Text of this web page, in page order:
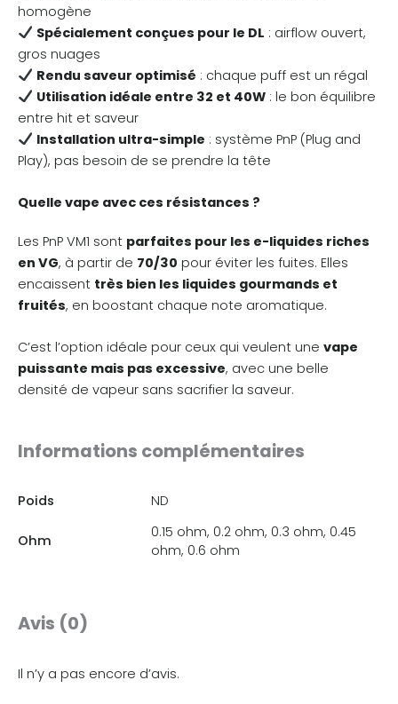
homogène
Spécialement conçues pour le DL : airflow ouvert,
gros nuages
Rendu saveur optimisé : chaque puff est un régal
Utilisation idéale entre 32 et 40W: le bon équilibre
entre hit et saveur
Installation ultra-simple : système PnP (Plug and
Play), pas besoin de se prendre la tête
Quelle vape avec ces résistances ?
Les PnP VM1 sont parfaites pour les e-liquides riches
en VG, à partir de 70/30 pour éviter les fuites. Elles
encaissent très bien les liquides gourmands et
fruités, en boostant chaque note aromatique.
C’est l’option idéale pour ceux qui veulent une vape
puissante mais pas excessive, avec une belle
densité de vapeur sans sacrifier la saveur.
Informations complémentaires
Poids ND
Ohm
0.15 ohm, 0.2 ohm, 0.3 ohm, 0.45
ohm, 0.6 ohm
Avis (0)
Il n’y a pas encore d’avis.